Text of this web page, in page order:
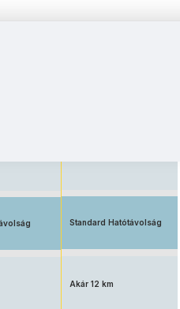
autonómia
Standard Hatótávolság
Akár 12 km